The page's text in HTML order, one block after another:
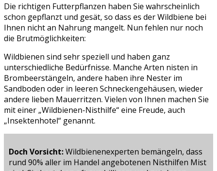
Die richtigen Futterpflanzen haben Sie wahrscheinlich
schon gepflanzt und gesät, so dass es der Wildbiene bei
Ihnen nicht an Nahrung mangelt. Nun fehlen nur noch
die Brutmöglichkeiten:
Wildbienen sind sehr speziell und haben ganz
unterschiedliche Bedürfnisse. Manche Arten nisten in
Brombeerstängeln, andere haben ihre Nester im
Sandboden oder in leeren Schneckengehäusen, wieder
andere lieben Mauerritzen. Vielen von Ihnen machen Sie
mit einer „Wildbienen-Nisthilfe“ eine Freude, auch
„Insektenhotel“ genannt.
Doch Vorsicht:Wildbienenexperten bemängeln, dass
rund 90% aller im Handel angebotenen Nisthilfen Mist